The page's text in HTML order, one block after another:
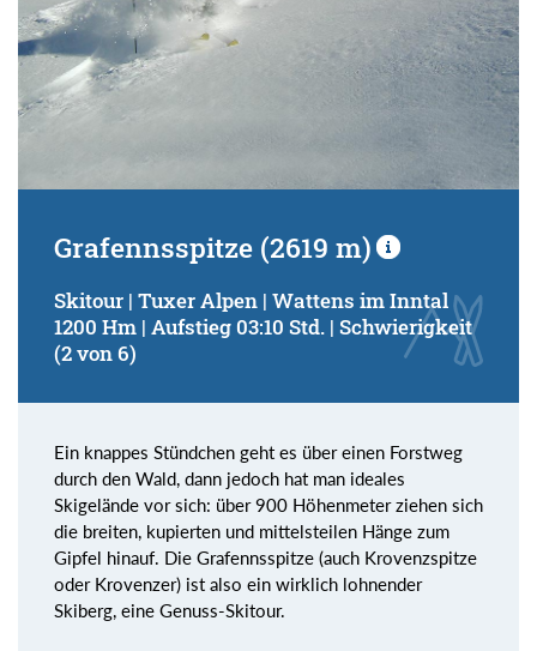
Grafennsspitze (2619 m)
Skitour | Tuxer Alpen | Wattens im Inntal
1200 Hm | Aufstieg 03:10 Std. | Schwierigkeit
(2 von 6)
Ein knappes Stündchen geht es über einen Forstweg
durch den Wald, dann jedoch hat man ideales
Skigelände vor sich: über 900 Höhenmeter ziehen sich
die breiten, kupierten und mittelsteilen Hänge zum
Gipfel hinauf. Die Grafennsspitze (auch Krovenzspitze
oder Krovenzer) ist also ein wirklich lohnender
Skiberg, eine Genuss-Skitour.